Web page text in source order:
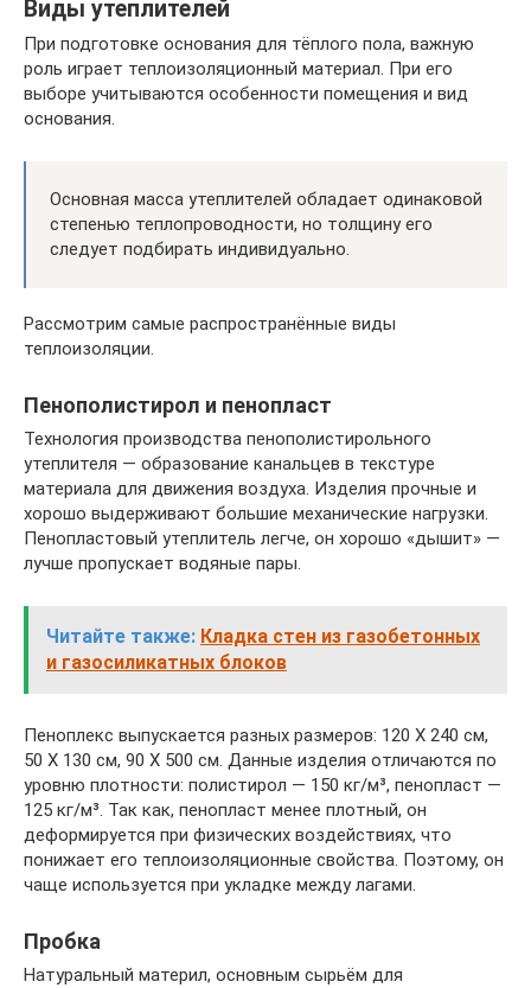
Виды утеплителей
При подготовке основания для тёплого пола, важную
роль играет теплоизоляционный материал. При его
выборе учитываются особенности помещения и вид
основания.
Основная масса утеплителей обладает одинаковой
степенью теплопроводности, но толщину его
следует подбирать индивидуально.
Рассмотрим самые распространённые виды
теплоизоляции.
Пенополистирол и пенопласт
Технология производства пенополистирольного
утеплителя — образование канальцев в текстуре
материала для движения воздуха. Изделия прочные и
хорошо выдерживают большие механические нагрузки.
Пенопластовый утеплитель легче, он хорошо «дышит» —
лучше пропускает водяные пары.
Читайте также: Кладка стен из газобетонных
и газосиликатных блоков
Пеноплекс выпускается разных размеров: 120 Х 240 см,
50 Х 130 см, 90 Х 500 см. Данные изделия отличаются по
уровню плотности: полистирол — 150 кг/м³, пенопласт —
125 кг/м³. Так как, пенопласт менее плотный, он
деформируется при физических воздействиях, что
понижает его теплоизоляционные свойства. Поэтому, он
чаще используется при укладке между лагами.
Пробка
Натуральный материл, основным сырьём для